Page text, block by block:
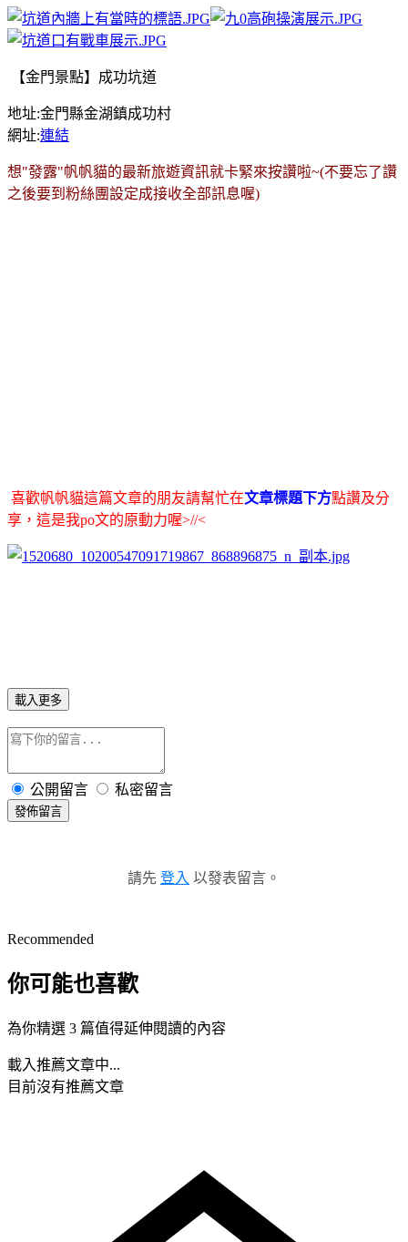
【金門景點】成功坑道
地址:金門縣金湖鎮成功村
網址:連結
想"發露"帆帆貓的最新旅遊資訊就卡緊來按讚啦~(不要忘了讚
之後要到粉絲團設定成接收全部訊息喔)
喜歡帆帆貓這篇文章的朋友請幫忙在文章標題下方點讚及分
享，這是我po文的原動力喔>//<
載入更多
公開留言 私密留言
發佈留言
請先 登入 以發表留言。
Recommended
你可能也喜歡
為你精選 3 篇值得延伸閱讀的內容
載入推薦文章中...
目前沒有推薦文章